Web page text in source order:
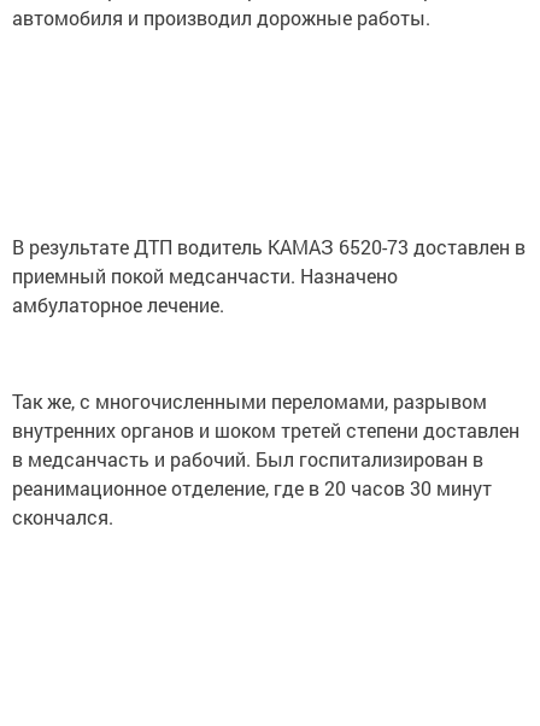
автомобиля и производил дорожные работы.
В результате ДТП водитель КАМАЗ 6520-73 доставлен в
приемный покой медсанчасти. Назначено
амбулаторное лечение.
Так же, с многочисленными переломами, разрывом
внутренних органов и шоком третей степени доставлен
в медсанчасть и рабочий. Был госпитализирован в
реанимационное отделение, где в 20 часов 30 минут
скончался.